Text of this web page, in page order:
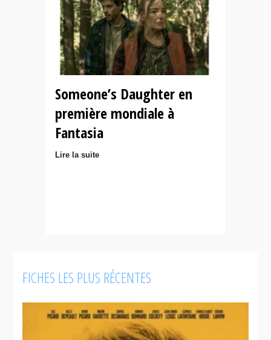
Someone’s Daughter en
première mondiale à
Fantasia
Lire la suite
FICHES LES PLUS RÉCENTES